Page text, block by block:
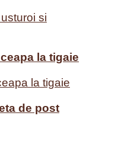
la tigaie
de post